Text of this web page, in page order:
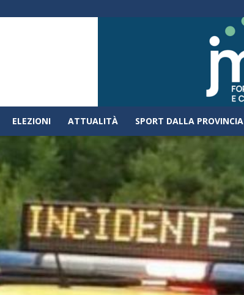
ELEZIONI ATTUALITÀ SPORT DALLA PROVINCIA